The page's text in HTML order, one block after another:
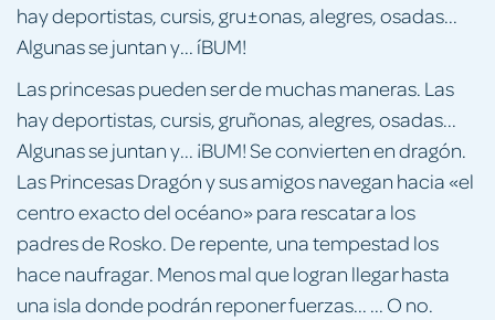
hay deportistas, cursis, gru±onas, alegres, osadas...
Algunas se juntan y... íBUM!
Las princesas pueden ser de muchas maneras. Las
hay deportistas, cursis, gruñonas, alegres, osadas...
Algunas se juntan y... ¡BUM! Se convierten en dragón.
Las Princesas Dragón y sus amigos navegan hacia «el
centro exacto del océano» para rescatar a los
padres de Rosko. De repente, una tempestad los
hace naufragar. Menos mal que logran llegar hasta
una isla donde podrán reponer fuerzas... ... O no.